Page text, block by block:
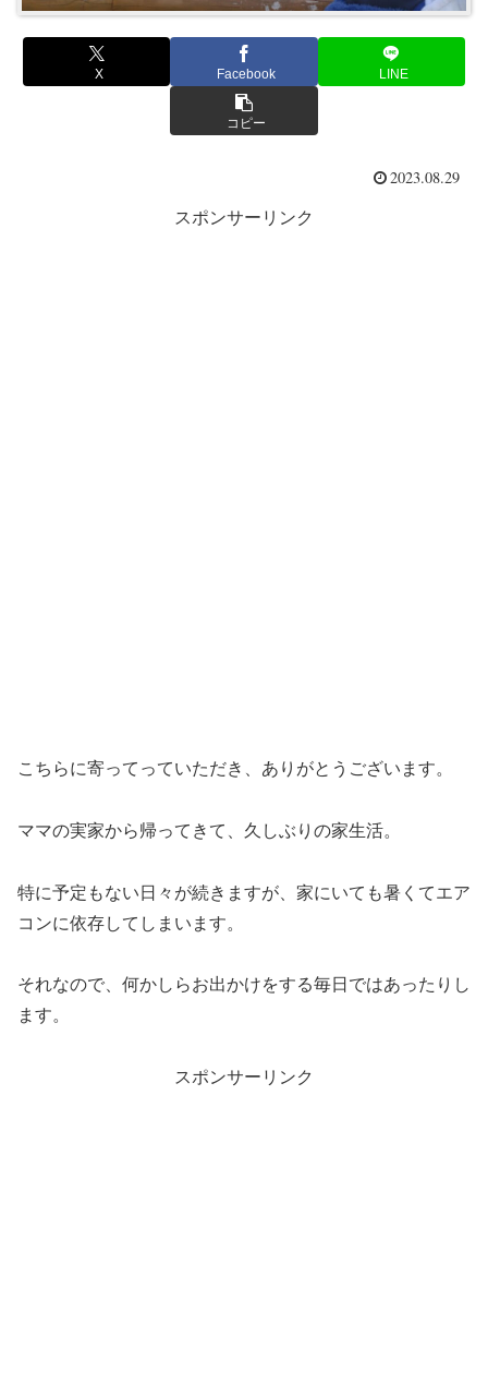
X Facebook LINE
コピー
2023.08.29
スポンサーリンク
こちらに寄ってっていただき、ありがとうございます。
ママの実家から帰ってきて、久しぶりの家生活。
特に予定もない日々が続きますが、家にいても暑くてエア
コンに依存してしまいます。
それなので、何かしらお出かけをする毎日ではあったりし
ます。
スポンサーリンク